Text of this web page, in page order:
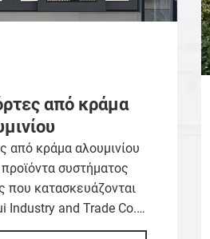
αλουμινίου
στυλ
αλουμινίου Yehaoxuan
είναι σχολαστικά
έναν επαγγελματία
αεροπορίας ως υλικό